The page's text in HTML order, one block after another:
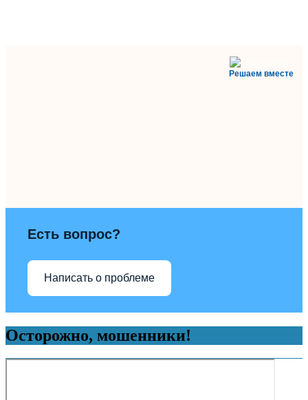
Решаем вместе
Есть вопрос?
Написать о проблеме
Осторожно, мошенники!